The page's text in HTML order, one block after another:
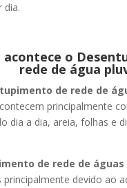
dia.
acontece o
rede de água
de rede de
principalmente
dia a dia, areia, folhas e
de rede de águas
principalmente devido ao